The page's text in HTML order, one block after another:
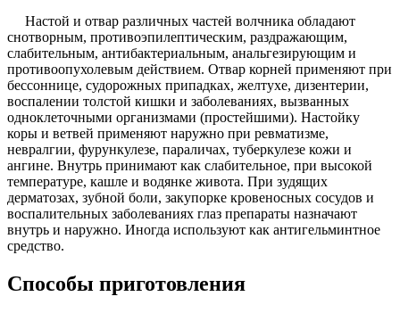
Настой и отвар различных частей волчника обладают
снотворным, противоэпилептическим, раздражающим,
слабительным, антибактериальным, анальгезирующим и
противоопухолевым действием. Отвар корней применяют при
бессоннице, судорожных припадках, желтухе, дизентерии,
воспалении толстой кишки и заболеваниях, вызванных
одноклеточными организмами (простейшими). Настойку
коры и ветвей применяют наружно при ревматизме,
невралгии, фурункулезе, параличах, туберкулезе кожи и
ангине. Внутрь принимают как слабительное, при высокой
температуре, кашле и водянке живота. При зудящих
дерматозах, зубной боли, закупорке кровеносных сосудов и
воспалительных заболеваниях глаз препараты назначают
внутрь и наружно. Иногда используют как антигельминтное
средство.
Способы приготовления